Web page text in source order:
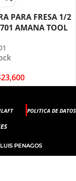
PARA FRESA 1/2
AMANA TOOL
23,600
POLITICA DE DATOS
PENAGOS